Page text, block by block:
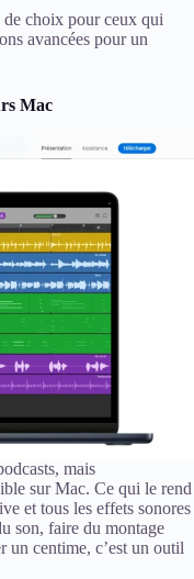
de choix pour ceux qui
avancées pour un
Mac
mais
sur Mac. Ce qui le rend
et tous les effets sonores
son, faire du montage
un centime, c’est un outil